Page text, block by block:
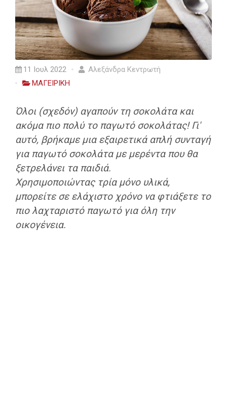
11 Ιουλ 2022
Αλεξάνδρα Κεντρωτή
ΜΑΓΕΙΡΙΚΗ
Όλοι (σχεδόν) αγαπούν τη σοκολάτα και
ακόμα πιο πολύ το παγωτό σοκολάτας! Γι'
αυτό, βρήκαμε μια εξαιρετικά απλή συνταγή
για παγωτό σοκολάτα με μερέντα που θα
ξετρελάνει τα παιδιά.
Χρησιμοποιώντας τρία μόνο υλικά,
μπορείτε σε ελάχιστο χρόνο να φτιάξετε το
πιο λαχταριστό παγωτό για όλη την
οικογένεια.